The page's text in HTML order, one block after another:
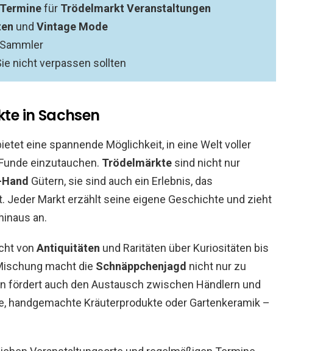
für Trödelmarkt Veranstaltungen
und Vintage Mode
nicht verpassen sollten
in Sachsen
eine spannende Möglichkeit, in eine Welt voller
einzutauchen. Trödelmärkte sind nicht nur
Gütern, sie sind auch ein Erlebnis, das
Jeder Markt erzählt seine eigene Geschichte und zieht
an.
von Antiquitäten und Raritäten über Kuriositäten bis
macht die Schnäppchenjagd nicht nur zu
fördert auch den Austausch zwischen Händlern und
handgemachte Kräuterprodukte oder Gartenkeramik –